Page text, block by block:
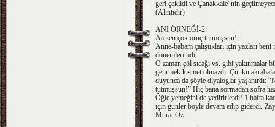
geri çekildi ve Çanakkale' nin
(Alıntıdır)
ANI ÖRNEĞİ-2:
Aa sen çok oruç tutmuşsun!
Anne-babam çalıştıkları için yazları
dönemlerimdi.
O zaman çöl sıcağı vs. gibi yakınmalar
getirmek kısmet olmazdı. Çünkü
duyunca da şöyle diyaloglar yaşanırdı:
tutmuşsun!” Hiç bana sormadan sofra
Öğle yemeğini de yedirirlerdi! 1 hafta
için günler böyle devam edip giderdi.
Murat Öz